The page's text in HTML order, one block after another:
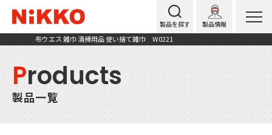
製品を探す 製品情報
布ウエス 雑巾 清掃用品 使い捨て雑巾 W0221
Products
製品一覧